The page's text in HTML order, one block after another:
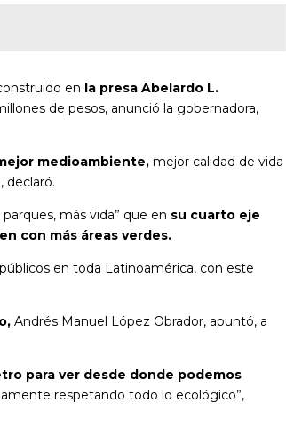
en la presa Abelardo L.
de pesos, anunció la gobernadora,
medioambiente,mejor calidad de vida
declaró.
más vida” que en su cuarto eje
con más áreas verdes.
en toda Latinoamérica, con este
Andrés Manuel López Obrador, apuntó, a
para ver desde donde podemos
respetando todo lo ecológico”,